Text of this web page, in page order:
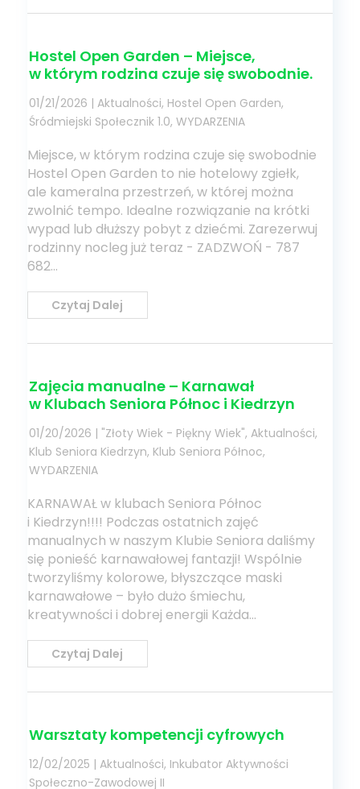
Hostel Open Garden – Miejsce,
w którym rodzina czuje się swobodnie.
01/21/2026 |Aktualności, Hostel Open Garden,
Śródmiejski Społecznik 1.0,WYDARZENIA
Miejsce, w którym rodzina czuje się swobodnie
Hostel Open Garden to nie hotelowy zgiełk,
ale kameralna przestrzeń, w której można
zwolnić tempo. Idealne rozwiązanie na krótki
wypad lub dłuższy pobyt z dziećmi. Zarezerwuj
rodzinny nocleg już teraz - ZADZWOŃ - 787
682...
Czytaj Dalej
Zajęcia manualne – Karnawał
w Klubach Seniora Północ i Kiedrzyn
01/20/2026 | "Złoty Wiek - Piękny Wiek",Aktualności,
Klub Seniora Kiedrzyn, Klub Seniora Północ,
WYDARZENIA
KARNAWAŁ w klubach Seniora Północ
i Kiedrzyn!!!! Podczas ostatnich zajęć
manualnych w naszym Klubie Seniora daliśmy
się ponieść karnawałowej fantazji! Wspólnie
tworzyliśmy kolorowe, błyszczące maski
karnawałowe – było dużo śmiechu,
kreatywności i dobrej energii Każda...
Czytaj Dalej
Warsztaty kompetencji cyfrowych
12/02/2025 |Aktualności, Inkubator Aktywności
Społeczno-Zawodowej II